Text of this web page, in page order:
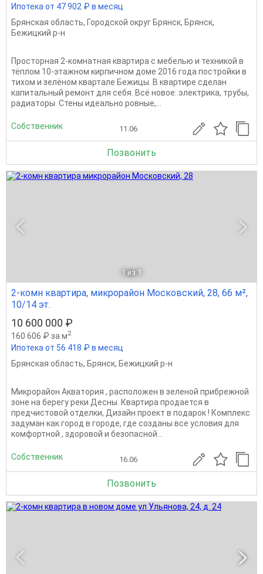
Ипотека от 47 902 ₽ в месяц
Брянская область, Городской округ Брянск, Брянск,
Бежицкий р-н
Просторная 2-комнатная квартира с мебелью и техникой в
тёплом 10-этажном кирпичном доме 2016 года постройки в
тихом и зелёном квартале Бежицы. В квартире сделан
капитальный ремонт для себя. Всё новое: электрика, трубы,
радиаторы. Стены идеально ровные,...
Собственник 11.06
Позвонить
1 из 1
2-комн квартира, микрорайон Московский, 28, 66 м²,
10/14 эт.
10 600 000 ₽
160 606 ₽ за м2
Ипотека от 56 418 ₽ в месяц
Брянская область, Брянск, Бежицкий р-н
Микрорайон Акватория , расположен в зеленой прибрежной
зоне на берегу реки Десны. Квартира продается в
предчистовой отделки, Дизайн проект в подарок ! Комплекс
задуман как город в городе, где созданы все условия для
комфортной , здоровой и безопасной...
Собственник 16.06
Позвонить